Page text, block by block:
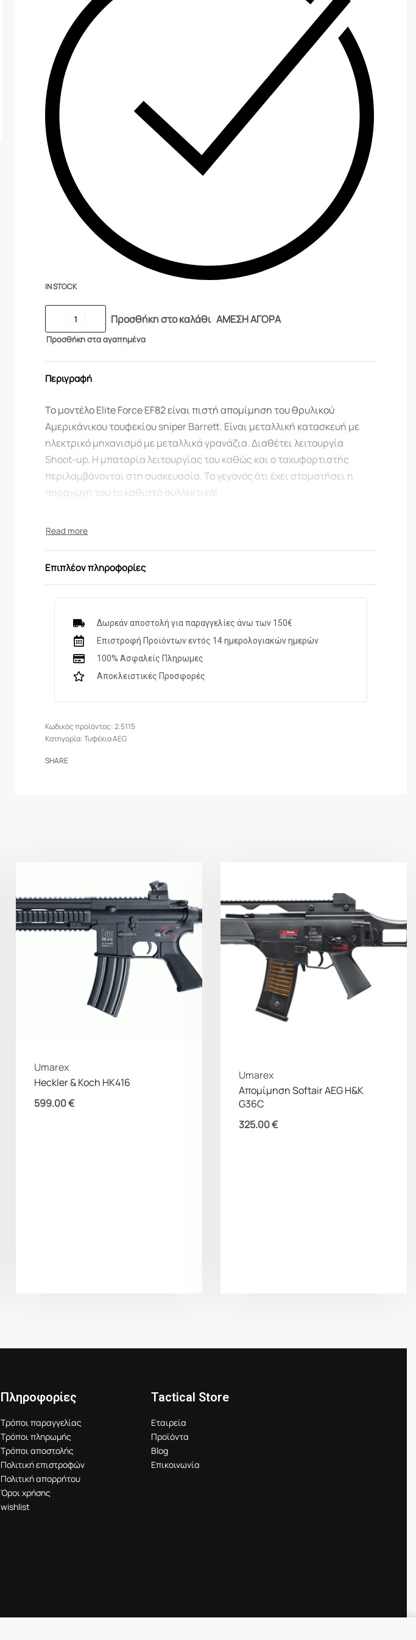
IN STOCK
Προσθήκη στο καλάθι ΑΜΕΣΗ ΑΓΟΡΑ
Προσθήκη στα αγαπημένα
Περιγραφή
Το μοντέλο Elite Force EF82 είναι πιστή απομίμηση του θρυλικού
Αμερικάνικου τουφεκίου sniper Barrett. Είναι μεταλλική κατασκευή με
ηλεκτρικό μηχανισμό με μεταλλικά γρανάζια. Διαθέτει λειτουργία
Shoot-up. Η μπαταρία λειτουργίας του καθώς και ο ταχυφορτιστής
περιλαμβάνονται στη συσκευασία. Το γεγονός ότι έχει σταματήσει η
παραγωγή του το καθιστά συλλεκτικό!
Τεχνικά Χαρακτηριστικά
Βάρος 6200γρ
Επιπλέον πληροφορίες
Δωρεάν αποστολή για παραγγελίες άνω των 150€
Επιστροφή Προϊόντων εντός 14 ημερολογιακών ημερών
100% Ασφαλείς Πληρωμες
Αποκλειστικές Προσφορές
2.5115
Κατηγορία:Τυφέκια AEG
SHARE
Umarex
Heckler & Koch HK416
599.00€
Umarex
Απομίμηση Softair AEG Η&Κ
G36C
325.00€
Πληροφορίες
Τρόποι παραγγελίας
Τρόποι πληρωμής
Τρόποι αποστολής
Πολιτική επιστροφών
Πολιτική απορρήτου
Όροι χρήσης
wishlist
Tactical Store
Εταιρεία
Προϊόντα
Blog
Επικοινωνία